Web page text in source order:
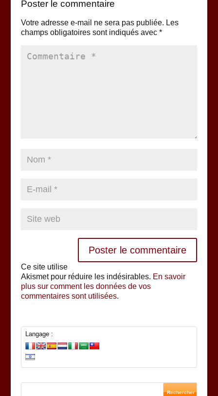
Poster le commentaire
Votre adresse e-mail ne sera pas publiée. Les
champs obligatoires sont indiqués avec *
Ce site utilise
Akismet pour réduire les indésirables. En savoir
plus sur comment les données de vos
commentaires sont utilisées.
Langage :